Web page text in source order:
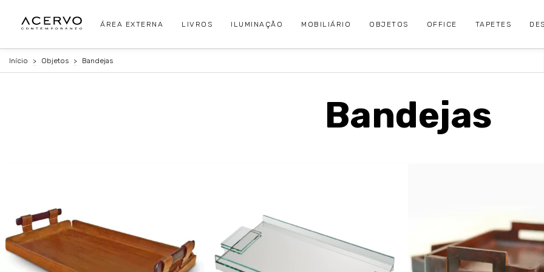
ÁREA EXTERNA LIVROS ILUMINAÇÃO MOBILIÁRIO OBJETOS OFFICE TAPETES
Início > Objetos > Bandejas
Bandejas